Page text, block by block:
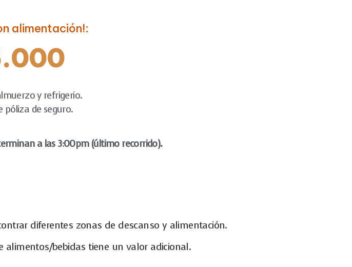
alimentación!:
y refrigerio.
póliza de seguro.
a las 3:00pm (último recorrido).
diferentes zonas de descanso y alimentación.
alimentos/bebidas tiene un valor adicional.